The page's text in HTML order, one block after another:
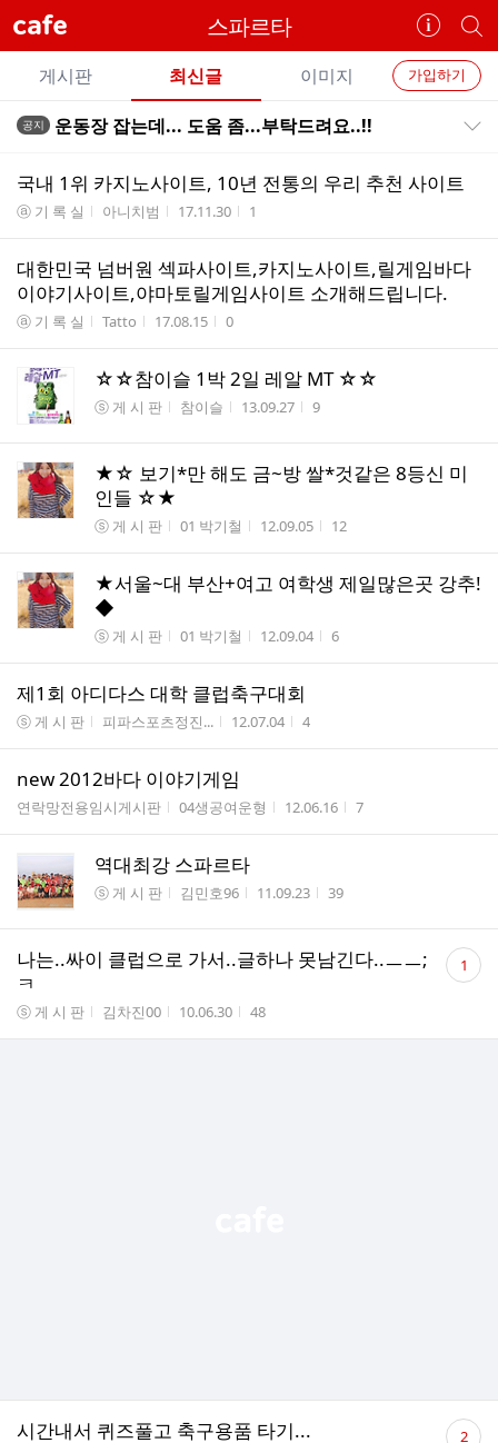
cafe 스파르타
카
페
정
보
개
별
카
페
검
카
페
메
뉴
가입하기
게시판 최신글 이미지
전
글
트
공지 운동장 잡는데... 도움 좀...부탁드려요..!!
국내 1위 카지노사이트, 10년 전통의 우리 추천 사이트
게시판명
ⓐ 기 록 실 작성자
아니치범 작성시간
17.11.30 조회수
1
대한민국 넘버원 섹파사이트,카지노사이트,릴게임바다
이야기사이트,야마토릴게임사이트 소개해드립니다.
게시판명
ⓐ 기 록 실 작성자
Tatto 작성시간
17.08.15 조회수
0
☆☆참이슬 1박 2일 레알 MT ☆☆
게시판명
ⓢ 게 시 판 작성자
참이슬 작성시간
13.09.27 조회수
9
★☆ 보기*만 해도 금~방 쌀*것같은 8등신 미
인들 ☆★
게시판명
ⓢ 게 시 판 작성자
01 박기철 작성시간
12.09.05 조회수
12
★서울~대 부산+여고 여학생 제일많은곳 강추!
◆
게시판명
ⓢ 게 시 판 작성자
01 박기철 작성시간
12.09.04 조회수
6
제1회 아디다스 대학 클럽축구대회
게시판명
ⓢ 게 시 판 작성자
피파스포츠정진... 작성시간
12.07.04 조회수
4
new 2012바다 이야기게임
게시판명
연락망전용임시게시판 작성자
04생공여운형 작성시간
12.06.16 조회수
7
역대최강 스파르타
게시판명
ⓢ 게 시 판 작성자
김민호96 작성시간
11.09.23 조회수
39
나는..싸이 클럽으로 가서..글하나 못남긴다..ㅡㅡ;
ㅋ
게시판명
ⓢ 게 시 판 작성자
김차진00 작성시간
10.06.30 조회수
48
댓
글 1
시간내서 퀴즈풀고 축구용품 타기...
댓
2